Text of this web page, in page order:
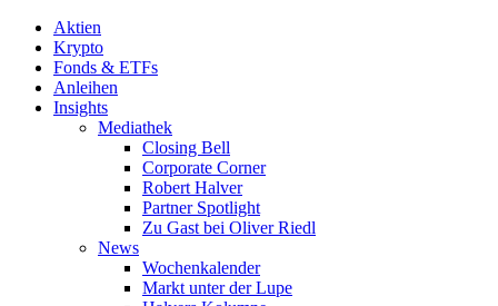
Aktien
Krypto
Fonds & ETFs
Anleihen
Insights
Mediathek
Closing Bell
Corporate Corner
Robert Halver
Partner Spotlight
Zu Gast bei Oliver Riedl
News
Wochenkalender
Markt unter der Lupe